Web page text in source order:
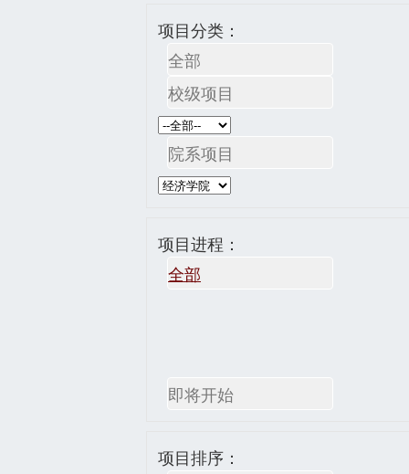
项目分类：
全部
校级项目
院系项目
项目进程：
全部
即将开始
项目排序：